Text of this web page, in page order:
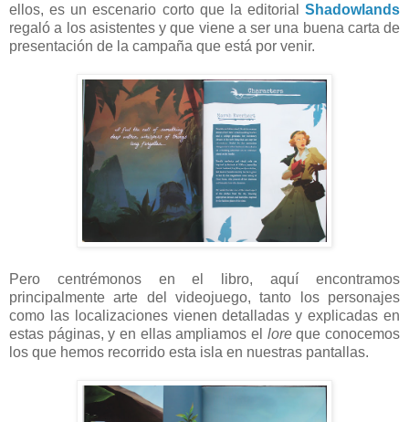
ellos, es un escenario corto que la editorial Shadowlands
regaló a los asistentes y que viene a ser una buena carta de
presentación de la campaña que está por venir.
Pero centrémonos en el libro, aquí encontramos
principalmente arte del videojuego, tanto los personajes
como las localizaciones vienen detalladas y explicadas en
estas páginas, y en ellas ampliamos el loreque conocemos
los que hemos recorrido esta isla en nuestras pantallas.